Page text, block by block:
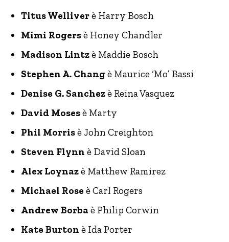
Titus Welliverè Harry Bosch
Mimi Rogersè Honey Chandler
Madison Lintzè Maddie Bosch
Stephen A. Changè Maurice ‘Mo’ Bassi
Denise G. Sanchezè Reina Vasquez
David Mosesè Marty
Phil Morrisè John Creighton
Steven Flynn è David Sloan
Alex Loynazè Matthew Ramirez
Michael Rose è Carl Rogers
Andrew Borba è Philip Corwin
Kate Burton è Ida Porter